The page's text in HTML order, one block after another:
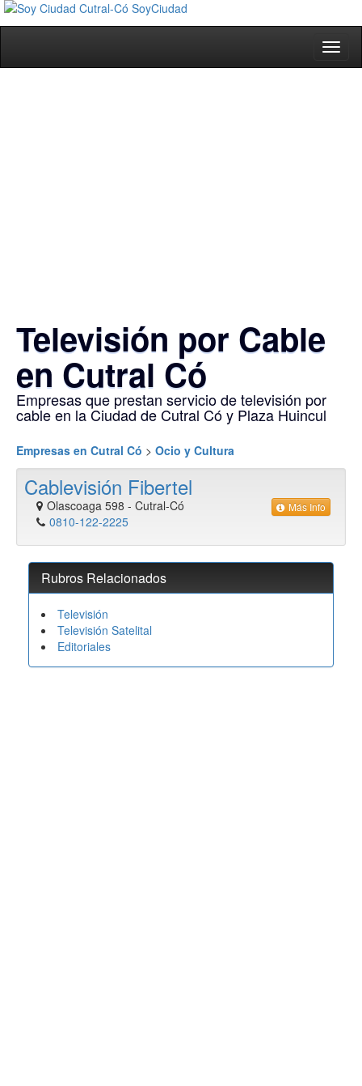
Televisión por Cable
en Cutral Có
Empresas que prestan servicio de televisión por
cable en la Ciudad de Cutral Có y Plaza Huincul
Empresas en Cutral Có > Ocio y Cultura
Cablevisión Fibertel
Olascoaga 598 - Cutral-Có
0810-122-2225
Más Info
Rubros Relacionados
Televisión
Televisión Satelital
Editoriales